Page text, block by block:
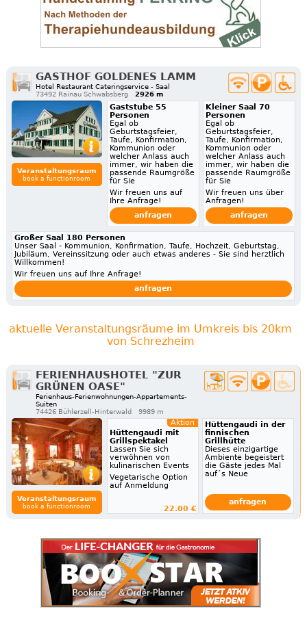
GASTHOF GOLDENES LAMM
Hotel Restaurant Cateringservice - Saal
73492 Rainau Schwabsberg
2926 m
Veranstaltungsraum
book a functionroom
Gaststube 55
Personen
Egal ob
Geburtstagsfeier,
Taufe, Konfirmation,
Kommunion oder
welcher Anlass auch
immer, wir haben die
passende Raumgröße
für Sie
Wir freuen uns auf
Ihre Anfrage!
anfragen
Kleiner Saal 70
Personen
Egal ob
Geburtstagsfeier,
Taufe, Konfirmation,
Kommunion oder
welcher Anlass auch
immer, wir haben die
passende Raumgröße
für Sie
Wir freuen uns über
Anfragen!
anfragen
Großer Saal 180 Personen
Unser Saal - Kommunion, Konfirmation, Taufe, Hochzeit, Geburtstag,
Jubiläum, Vereinssitzung oder auch etwas anderes - Sie sind herztlich
Willkommen!
Wir freuen uns auf Ihre Anfrage!
anfragen
aktuelle Veranstaltungsräume im Umkreis bis 20km
von Schrezheim
FERIENHAUSHOTEL "ZUR
GRÜNEN OASE"
Ferienhaus-Ferienwohnungen-Appartements-
Suiten
74426 Bühlerzell-Hinterwald
9989 m
Veranstaltungsraum
book a functionroom
Aktion
Hüttengaudi mit
Grillspektakel
Lassen Sie sich
verwöhnen von
kulinarischen Events
Vegetarische Option
auf Anmeldung
22.00 €
Hüttengaudi in der
finnischen
Grillhütte
Dieses einzigartige
Ambiente begeistert
die Gäste jedes Mal
auf´s Neue
anfragen